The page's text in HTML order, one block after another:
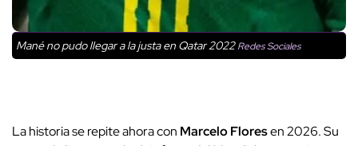
Mané no pudo llegar a la justa en Qatar 2022Redes Sociales
La historia se repite ahora con Marcelo Floresen 2026. Su